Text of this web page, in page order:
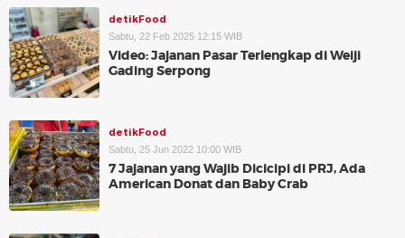
detikFood
Sabtu, 22 Feb 2025 12:15 WIB
Video: Jajanan Pasar Terlengkap di Weiji
Gading Serpong
detikFood
Sabtu, 25 Jun 2022 10:00 WIB
7 Jajanan yang Wajib Dicicipi di PRJ, Ada
American Donat dan Baby Crab